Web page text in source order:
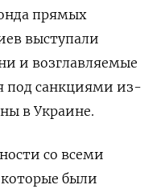
прямых
выступали
и возглавляемые
под санкциями из-
в Украине.
со всеми
были